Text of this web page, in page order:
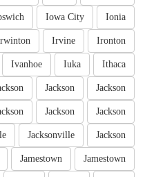
Ionia
Iowa City
Ironton
Irvine
Ithaca
Iuka
Ivanhoe
Jackson
Jackson
Jackson
Jackson
Jackson
Jacksonville
Jamestown
Jamestown